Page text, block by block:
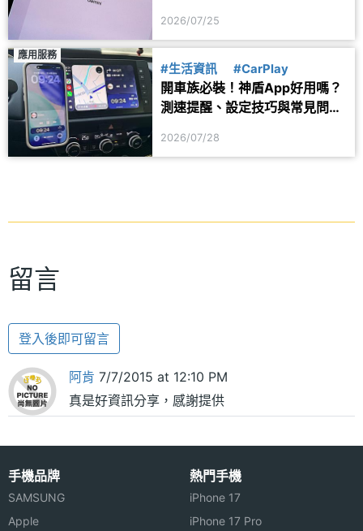
2026/07/25
應用服務
#生活資訊 #CarPlay
開車族必裝！神盾App好用嗎？
測速提醒、設定技巧與常見問題
2026/07/28
留言
登入後即可留言
阿肯 7/7/2015 at 12:10 PM
真是好資訊分享，感謝提供
手機品牌
SAMSUNG
Apple
熱門手機
iPhone 17
iPhone 17 Pro